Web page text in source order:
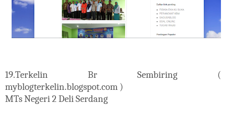
19.Terkelin Br Sembiring (
myblogterkelin.blogspot.com )
MTs Negeri 2 Deli Serdang